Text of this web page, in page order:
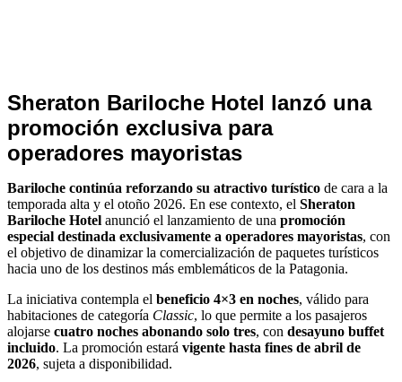
Hoteles
Sheraton Bariloche Hotel lanzó una
promoción exclusiva para
operadores mayoristas
Bariloche continúa reforzando su atractivo turístico de cara a la
temporada alta y el otoño 2026. En ese contexto, el Sheraton
Bariloche Hotel anunció el lanzamiento de una promoción
especial destinada exclusivamente a operadores mayoristas, con
el objetivo de dinamizar la comercialización de paquetes turísticos
hacia uno de los destinos más emblemáticos de la Patagonia.
La iniciativa contempla el beneficio 4×3 en noches, válido para
habitaciones de categoría Classic, lo que permite a los pasajeros
alojarse cuatro noches abonando solo tres, con desayuno buffet
incluido. La promoción estará vigente hasta fines de abril de
2026, sujeta a disponibilidad.